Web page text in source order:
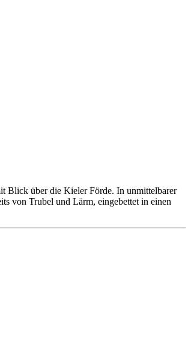
Blick über die Kieler Förde. In unmittelbarer
von Trubel und Lärm, eingebettet in einen